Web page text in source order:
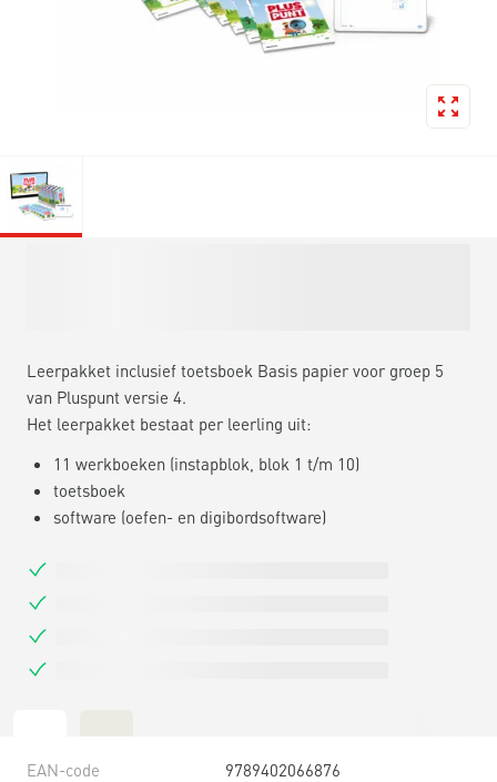
Leerpakket inclusief toetsboek Basis papier voor groep 5
van Pluspunt versie 4.
Het leerpakket bestaat per leerling uit:
11 werkboeken (instapblok, blok 1 t/m 10)
toetsboek
software (oefen- en digibordsoftware)
EAN-code 9789402066876